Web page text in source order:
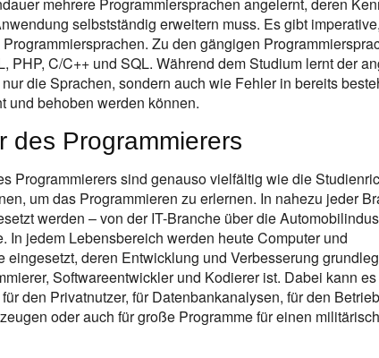
selbstständig erweitern muss. Es gibt
Zu den gängigen
PHP, C/C++ und SQL. Während dem Studium lernt der
die Sprachen, sondern auch wie Fehler in bereits
und behoben werden können.
des Programmierers
Programmierers sind genauso vielfältig wie die
um das Programmieren zu erlernen. In nahezu jeder
werden – von der IT-Branche über die
In jedem Lebensbereich werden heute Computer und
eingesetzt, deren Entwicklung und Verbesserung
Softwareentwickler und Kodierer ist. Dabei kann
den Privatnutzer, für Datenbankanalysen, für den
oder auch für große Programme für einen